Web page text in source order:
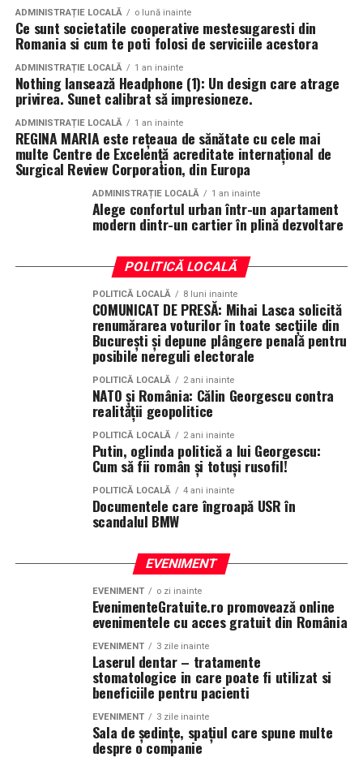
ADMINISTRAȚIE LOCALĂ o lună inainte
Ce sunt societatile cooperative mestesugaresti din
Romania si cum te poti folosi de serviciile acestora
ADMINISTRAȚIE LOCALĂ 1 an inainte
Nothing lansează Headphone (1): Un design care atrage
privirea. Sunet calibrat să impresioneze.
ADMINISTRAȚIE LOCALĂ 1 an inainte
REGINA MARIA este rețeaua de sănătate cu cele mai
multe Centre de Excelență acreditate internațional de
Surgical Review Corporation, din Europa
ADMINISTRAȚIE LOCALĂ 1 an inainte
Alege confortul urban într-un apartament
modern dintr-un cartier în plină dezvoltare
POLITICĂ LOCALĂ
POLITICĂ LOCALĂ 8 luni inainte
COMUNICAT DE PRESĂ: Mihai Lasca solicită
renumărarea voturilor în toate secțiile din
București și depune plângere penală pentru
posibile nereguli electorale
POLITICĂ LOCALĂ 2 ani inainte
NATO și România: Călin Georgescu contra
realității geopolitice
POLITICĂ LOCALĂ 2 ani inainte
Putin, oglinda politică a lui Georgescu:
Cum să fii român și totuși rusofil!
POLITICĂ LOCALĂ 4 ani inainte
Documentele care îngroapă USR în
scandalul BMW
EVENIMENT
EVENIMENT o zi inainte
EvenimenteGratuite.ro promovează online
evenimentele cu acces gratuit din România
EVENIMENT 3 zile inainte
Laserul dentar – tratamente
stomatologice in care poate fi utilizat si
beneficiile pentru pacienti
EVENIMENT 3 zile inainte
Sala de ședințe, spațiul care spune multe
despre o companie